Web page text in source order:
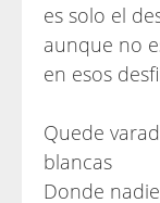
es solo el
aunque no
en esos
Quede
blancas
Donde